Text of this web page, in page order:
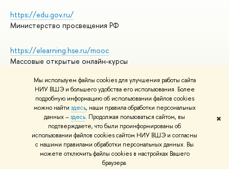
Мы используем файлы cookies для улучшения работы сайта
НИУ ВШЭ и большего удобства его использования. Более
подробную информацию об использовании файлов cookies
можно найти здесь, наши правила обработки персональных
данных –здесь. Продолжая пользоваться сайтом, вы
подтверждаете, что были проинформированы об
использовании файлов cookies сайтом НИУ ВШЭ и согласны
с нашими правилами обработки персональных данных. Вы
можете отключить файлы cookies в настройках Вашего
браузера.
✖
https://edu.gov.ru/
Министерство просвещения РФ
https://elearning.hse.ru/mooc
Массовые открытые онлайн-курсы
© НИУ ВШЭ 1993–2026
Адреса и контакты
Условия использования материалов
Политика конфиденциальности
Правила применения рекомендательных технологий в НИУ ВШЭ
Карта сайта